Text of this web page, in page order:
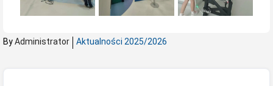
ByAdministrator Aktualności 2025/2026